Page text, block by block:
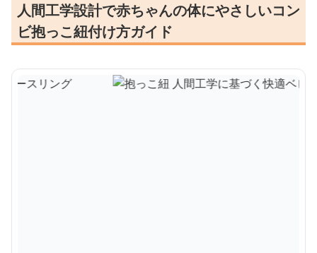
人間工学設計で赤ちゃんの体にやさしいコン
ビ抱っこ紐付け方ガイド